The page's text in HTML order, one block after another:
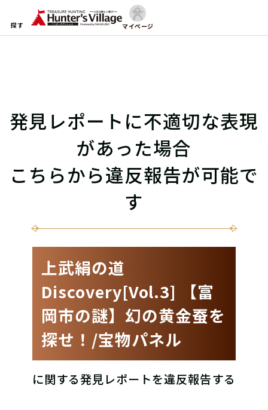
探す マイページ
発見レポートに不適切な表現
があった場合
こちらから違反報告が可能で
す
上武絹の道
Discovery[Vol.3] 【富
岡市の謎】幻の黄金蚕を
探せ！/宝物パネル
に関する発見レポートを違反報告する